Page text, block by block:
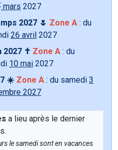
mars 2027
2027 🌷 Zone A : du
26 avril 2027
2027 ✝️ Zone A : du
10 mai 2027
☀️ Zone A : du samedi 3
2027
a lieu après le dernier
le samedi sont en vacances